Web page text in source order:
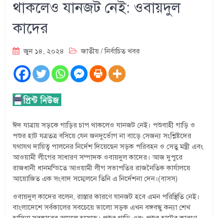
থাকলেও যানজট নেই: ওবায়দুল
কাদের
জুন ১৪, ২০২৪ জাতীয় /নির্বাচিত খবর
ঈদ যাত্রায় সড়কে গাড়ির চাপ থাকলেও যানজট নেই। পশুবাহী গাড়ি ও
পশুর হাট যত্রতত্র বসিয়ে যেন জনদুর্ভোগ না বাড়ে সেজন্য সংশ্লিষ্টদের
যথাযথ দায়িত্ব পালনের নির্দেশ দিয়েছেন সড়ক পরিবহন ও সেতু মন্ত্রী এবং
আওয়ামী লীগের সাধারণ সম্পাদক ওবায়দুল কাদের। আজ দুপুরে
রাজধানী ধানমন্ডিতে আওয়ামী লীগ সভাপতির রাজনৈতিক কার্যালয়ে
আয়োজিত এক সংবাদ সম্মেলনে তিনি এ নির্দেশনা দেন।(বাসস)
ওবায়দুল কাদের বলেন, রাস্তার কারণে যানজট হবে এমন পরিস্থিতি নেই।
বাংলাদেশে সর্বকালের সবচেয়ে ভালো সড়ক এখন বঙ্গবন্ধু কন্যা শেখ